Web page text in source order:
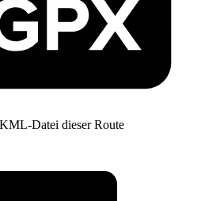
Datei dieser Route